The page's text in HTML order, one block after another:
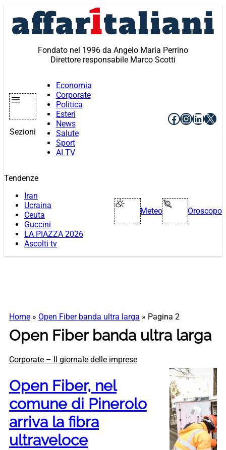
contenuto
Fondato nel 1996 da Angelo Maria Perrino
Direttore responsabile Marco Scotti
Sezioni
Economia
Corporate
Politica
Esteri
News
Salute
Sport
AI TV
Facebook
X
Tendenze
Iran
Ucraina
Ceuta
Guccini
LA PIAZZA 2026
Ascolti tv
Meteo Oroscopo
Home » Open Fiber banda ultra larga » Pagina 2
Open Fiber banda ultra larga
Corporate – Il giornale delle imprese
Open Fiber, nel
comune di Pinerolo
arriva la fibra
ultraveloce